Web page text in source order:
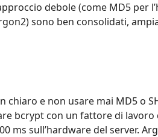
debole (come MD5 per
sono ben consolidati,
e non usare mai MD5 o
bcrypt con un fattore di lavoro
ms sull’hardware del server.